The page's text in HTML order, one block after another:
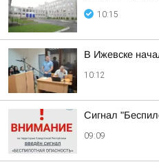
10:15
В Ижевске
10:12
Сигнал
09:09